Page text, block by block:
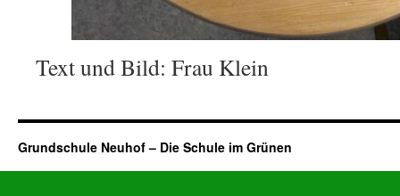
Text und Bild: Frau Klein
Grundschule Neuhof – Die Schule im Grünen